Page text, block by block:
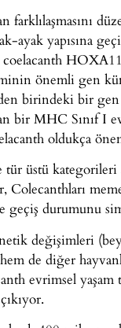
farklılaşmasını
ayak yapısına
coelacanth
önemli gen
birindeki bir gen
bir MHC Sınıf I
oldukça
tür üstü
Colecanthları
geçiş durumunu
değişimleri
de diğer
evrimsel